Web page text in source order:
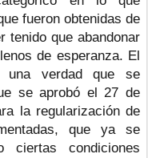
fueron obtenidas de
tenido que abandonar
de esperanza. El
una verdad que se
se aprobó el 27 de
la regularización de
que ya se
ciertas condiciones